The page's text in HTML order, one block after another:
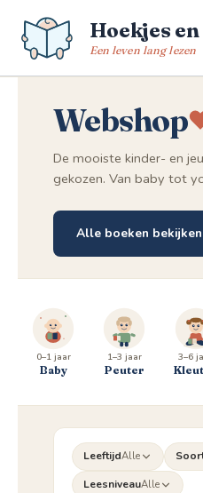
naar
Hoekjes
Een leven lang lezen
Webshop
De mooiste kinder- en
gekozen. Van baby tot
Alle boeken bekijken
0–1 jaar
Baby
1–3 jaar
Peuter
3–6
LeeftijdAlle
LeesniveauAlle